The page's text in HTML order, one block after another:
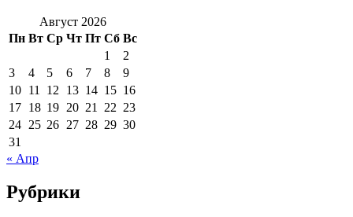
Август 2026
Пн Вт Ср Чт Пт Сб Вс
1
2
3
4 5 6 7 8
9
10 11 12 13 14 15 16
17 18 19 20 21 22 23
24 25 26 27 28 29 30
31
« Апр
Рубрики